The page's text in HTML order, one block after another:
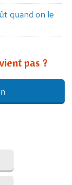
quand on le
pas ?